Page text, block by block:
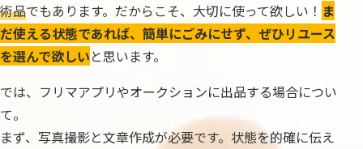
術品でもあります。だからこそ、大切に使って欲しい！ ま
だ使える状態であれば、簡単にごみにせず、ぜひリユース
を選んで欲しいと思います。
では、フリマアプリやオークションに出品する場合につい
て。
まず、写真撮影と文章作成が必要です。状態を的確に伝え